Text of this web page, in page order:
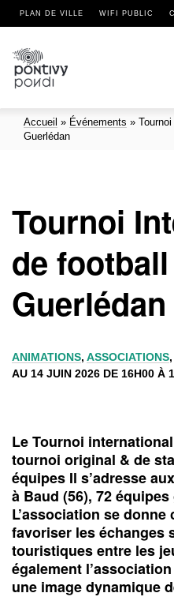
PLAN DE VILLE WIFI PUBLIC
Accueil » Événements »
Guerlédan
Tournoi
de
Guerlédan
ANIMATIONS, ASSOCIATIONS,
AU 14 JUIN 2026 DE 16H00 À
Le Tournoi
tournoi original & de
équipes Il s’adresse
à Baud (56), 72
L’association se
favoriser les échanges
touristiques entre les
également
une image dynamique